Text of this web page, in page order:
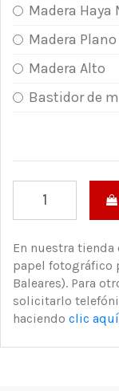
Madera Haya
Madera Plano
Madera Alto
Bastidor de
En nuestra
papel fotográfico
Baleares). Para
solicitarlo
haciendo clic aquí